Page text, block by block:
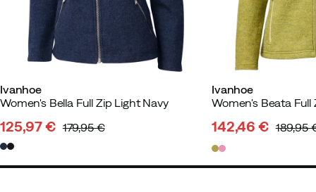
Vibeke Vor 1 Jahr Verifizierter
Passen:
155-159
60-64
Ivanhoe
Women's Bella Full Zip Light Navy
discounted
125,97 €
original
179,95 €
Ivanhoe
Women's Beata Full
discounted
price
142,46 €
original
price
189,95